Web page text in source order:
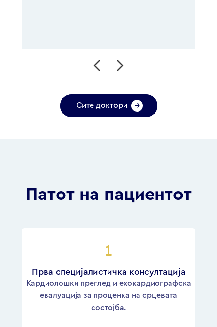
Сите доктори
Патот на пациентот
Прва специјалистичка консултација
Кардиолошки преглед и ехокардиографска
евалуација за проценка на срцевата
состојба.